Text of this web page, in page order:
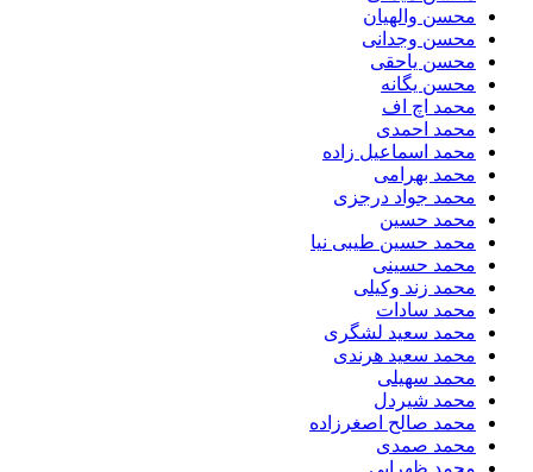
محسن والهیان
محسن وجدانی
محسن یاحقی
محسن یگانه
محمد اچ اف
محمد احمدی
محمد اسماعیل زاده
محمد بهرامی
محمد جواد درجزی
محمد حسین
محمد حسین طیبی نیا
محمد حسینی
محمد زند وکیلی
محمد سادات
محمد سعید لشگری
محمد سعید هرندی
محمد سهیلی
​محمد شیردل
محمد صالح اصغرزاده
محمد صمدی
محمد ظهرابی